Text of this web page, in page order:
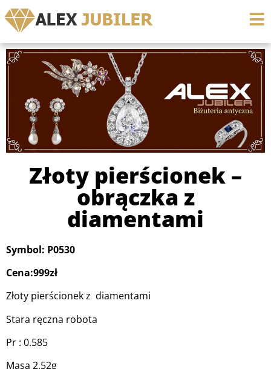
Złoty pierścionek –
obrączka z
diamentami
Symbol: P0530
Cena:999zł
Złoty pierścionek z diamentami
Stara ręczna robota
Pr : 0.585
Masa 2,52g